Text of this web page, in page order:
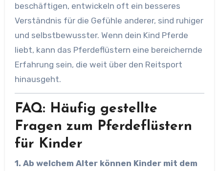
beschäftigen, entwickeln oft ein besseres
Verständnis für die Gefühle anderer, sind ruhiger
und selbstbewusster. Wenn dein Kind Pferde
liebt, kann das Pferdeflüstern eine bereichernde
Erfahrung sein, die weit über den Reitsport
hinausgeht.
FAQ: Häufig gestellte
Fragen zum Pferdeflüstern
für Kinder
1. Ab welchem Alter können Kinder mit dem